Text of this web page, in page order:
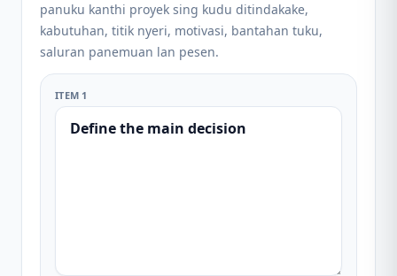
panuku kanthi proyek sing kudu ditindakake,
kabutuhan, titik nyeri, motivasi, bantahan tuku,
saluran panemuan lan pesen.
ITEM 1